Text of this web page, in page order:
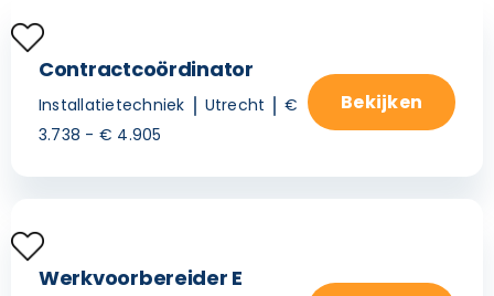
Contractcoördinator
Installatietechniek Utrecht
€
3.738 - € 4.905
Bekijken
Werkvoorbereider E